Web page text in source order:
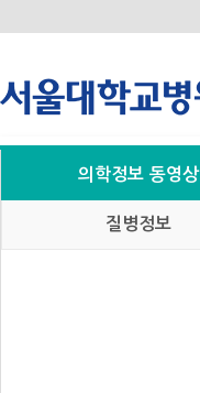
의학정보 동영상
질병정보